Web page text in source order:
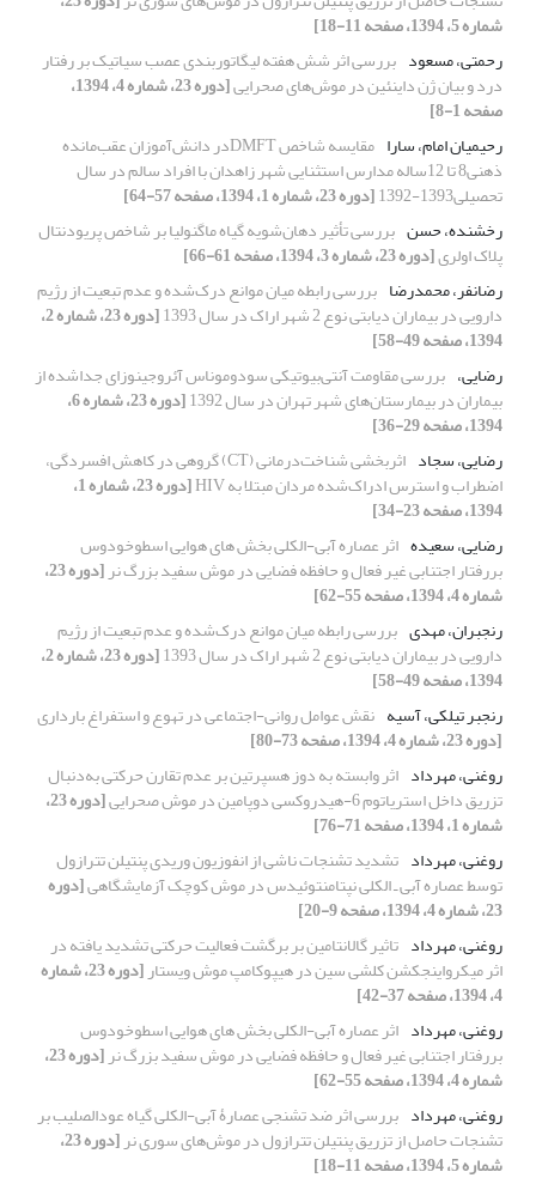
شماره 5، 1394، صفحه 11-18]
رحمتی، مسعود بررسی اثر شش هفته لیگاتوربندی عصب سیاتیک بر رفتار
درد و بیان ژن داینئین در موش‌های صحرایی [دوره 23، شماره 4، 1394،
صفحه 1-8]
رحیمیان امام، سارا
مقایسه شاخص DMFTدر دانش‌آموزان عقب‌مانده
ذهنی8 تا 12ساله مدارس استثنایی شهر زاهدان با افراد سالم در سال
تحصیلی1393-1392
[دوره 23، شماره 1، 1394، صفحه 57-64]
رخشنده، حسن بررسی تأثیر دهان‌شویه گیاه ماگنولیا بر شاخص پریودنتال
پلاک اولری[دوره 23، شماره 3، 1394، صفحه 61-66]
رضانفر، محمدرضا بررسی رابطه میان موانع درک‌شده و عدم تبعیت از رژیم
دارویی در بیماران دیابتی نوع 2 شهر اراک در سال 1393 [دوره 23، شماره 2،
1394، صفحه 49-58]
رضایی، بررسی مقاومت آنتی‌بیوتیکی سودوموناس آئروجینوزای جدا‌شده از
بیماران در بیمارستان‌های شهر تهران در سال 1392 [دوره 23، شماره 6،
1394، صفحه 29-36]
رضایی، سجاد
اثربخشی شناخت‌درمانی (CT) گروهی در کاهش افسردگی،
اضطراب و استرس ادراک‌شده مردان مبتلا به HIV [دوره 23، شماره 1،
1394، صفحه 23-34]
رضایی، سعیده اثر عصاره آبی-الکلی بخش های هوایی اسطوخودوس
بررفتار اجتنابی غیر فعال و حافظه فضایی در موش سفید بزرگ نر [دوره 23،
شماره 4، 1394، صفحه 55-62]
رنجبران، مهدی بررسی رابطه میان موانع درک‌شده و عدم تبعیت از رژیم
دارویی در بیماران دیابتی نوع 2 شهر اراک در سال 1393 [دوره 23، شماره 2،
1394، صفحه 49-58]
رنجبر تیلکی، آسیه نقش عوامل روانی-اجتماعی در تهوع و استفراغ بارداری
[دوره 23، شماره 4، 1394، صفحه 73-80]
روغنی، مهرداد اثر وابسته به دوز هسپرتین بر عدم تقارن حرکتی به‌دنبال
تزریق داخل استریاتوم 6-هیدروکسی دوپامین در موش صحرایی [دوره 23،
شماره 1، 1394، صفحه 71-76]
روغنی، مهرداد تشدید تشنجات ناشی از انفوزیون وریدی پنتیلن تترازول
توسط عصاره آبی ـ الکلی نپتامنتوئیدس در موش کوچک آزمایشگاهی[دوره
23، شماره 4، 1394، صفحه 9-20]
روغنی، مهرداد تاثیر گالانتامین بر برگشت فعالیت حرکتی تشدید یافته در
اثر میکرواینجکشن کلشی سین در هیپوکامپ موش ویستار [دوره 23، شماره
4، 1394، صفحه 37-42]
روغنی، مهرداد اثر عصاره آبی-الکلی بخش های هوایی اسطوخودوس
بررفتار اجتنابی غیر فعال و حافظه فضایی در موش سفید بزرگ نر [دوره 23،
شماره 4، 1394، صفحه 55-62]
روغنی، مهرداد بررسی اثر ضد تشنجی عصارۀ آبی-الکلی گیاه عودالصلیب بر
تشنجات حاصل از تزریق پنتیلن تترازول در موش‌های سوری نر [دوره 23،
شماره 5، 1394، صفحه 11-18]